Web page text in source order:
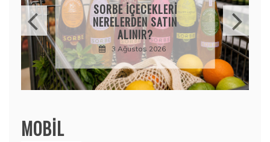
SORBE IÇECEKLERI
NERELERDEN SATIN
ALINIR?
3 Ağustos 2026
MOBIL